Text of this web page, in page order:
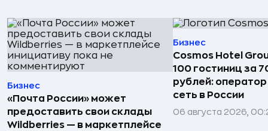
Бизнес
«Почта России» может
предоставить свои склады
Wildberries — в маркетплейсе
Бизнес
Cosmos Hotel
100 гостиниц за
рублей:
сеть в России
06 августа 2026,